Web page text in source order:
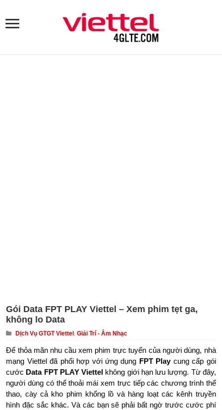
Gói Data FPT PLAY Viettel – Xem phim tẹt ga,
không lo Data
Dịch Vụ GTGT Viettel ,Giải Trí - Âm Nhạc
Để thỏa mãn nhu cầu xem phim trực tuyến của người dùng, nhà
mạng Viettel đã phối hợp với ứng dụng FPT Playcung cấp gói
cước Data FPT PLAY Viettel không giới hạn lưu lượng. Từ đây,
người dùng có thể thoải mái xem trực tiếp các chương trình thể
thao, cày cả kho phim khổng lồ và hàng loạt các kênh truyền
hình đặc sắc khác. Và các bạn sẽ phải bất ngờ trước cước phí